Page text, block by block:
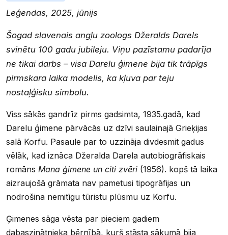
Leģendas, 2025, jūnijs
Šogad slavenais angļu zoologs Džeralds Darels
svinētu 100 gadu jubileju. Viņu pazīstamu padarīja
ne tikai darbs – visa Darelu ģimene bija tik trāpīgs
pirmskara laika modelis, ka kļuva par teju
nostaļģisku simbolu.
Viss sākās gandrīz pirms gadsimta, 1935.gadā, kad
Darelu ģimene pārvācās uz dzīvi saulainajā Grieķijas
salā Korfu. Pasaule par to uzzināja divdesmit gadus
vēlāk, kad iznāca Džeralda Darela autobiogrāfiskais
romāns Mana ģimene un citi zvēri (1956). kopš tā laika
aizraujošā grāmata nav pametusi tipogrāfijas un
nodrošina nemitīgu tūristu plūsmu uz Korfu.
Ģimenes sāga vēsta par pieciem gadiem
dabaszinātnieka bērnībā, kurš stāsta sākumā bija